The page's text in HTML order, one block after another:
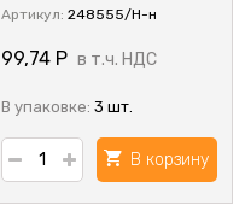
Артикул: 248555/Н-н
99,74 Р в т.ч. НДС
В упаковке: 3 шт.
В корзину